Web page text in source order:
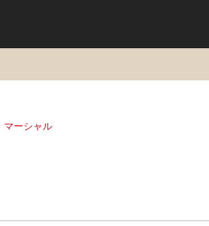
マーシャル